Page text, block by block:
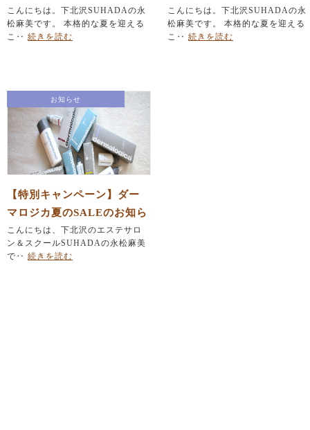
イ」を撃退！「ひんやり」
毛穴レス美肌＆「夏バテ」
こんにちは。下北沢SUHADAの永
松麻美です。 本格的な夏を迎える
こ‥ 続きを読む
イ」を撃退！「ひんやり」
毛穴レス美肌＆「夏バテ」
こんにちは。下北沢SUHADAの永
松麻美です。 本格的な夏を迎える
こ‥ 続きを読む
お知らせ
【特別キャンペーン】ダー
マロジカ夏のSALEのお知ら
せ
こんにちは、下北沢のエステサロ
ン＆スクールSUHADAの永松麻美
で‥ 続きを読む